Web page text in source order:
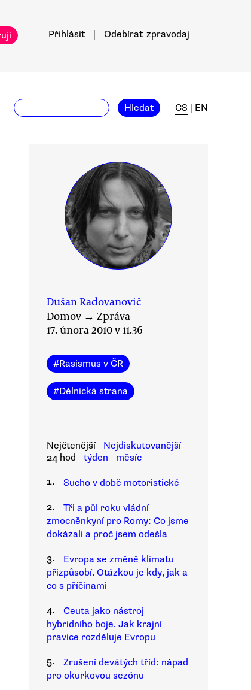
Přihlásit Odebírat zpravodaj
Hledat CS EN
Dušan Radovanovič
Domov → Zpráva
17. února 2010 v 11.36
#Rasismus v ČR
#Dělnická strana
Nejčtenější
Nejdiskutovanější
24 hod
týden
měsíc
1.
Sucho v době motoristické
2.
Tři a půl roku vládní
zmocněnkyní pro Romy: Co jsme
dokázali a proč jsem odešla
3.
Evropa se změně klimatu
přizpůsobí. Otázkou je kdy, jak a
co s příčinami
4.
Ceuta jako nástroj
hybridního boje. Jak krajní
pravice rozděluje Evropu
5.
Zrušení devátých tříd: nápad
pro okurkovou sezónu